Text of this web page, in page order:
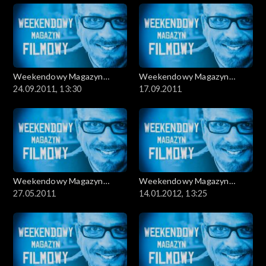
Weekendowy Magazyn
Filmowy
24.09.2011, 13:30
Weekendowy Magazyn
Filmowy
17.09.2011
Weekendowy Magazyn
Filmowy
27.05.2011
Weekendowy Magazyn
Filmowy
14.01.2012, 13:25